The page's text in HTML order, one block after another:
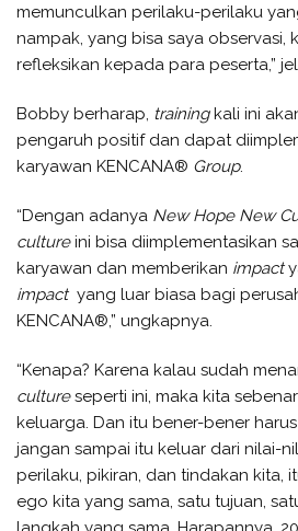
memunculkan perilaku-perilaku
nampak, yang bisa saya observasi,
refleksikan kepada para peserta,”
Bobby berharap, trainingkali ini
pengaruh positif dan dapat
karyawan KENCANA® Group.
“Dengan adanya NewHope NewC
cultureini bisa diimplementasikan
karyawan dan memberikan impact
impactyang luar biasa bagi
KENCANA®,” ungkapnya.
“Kenapa? Karena kalau sudah
cultureseperti ini, maka kita
keluarga. Dan itu bener-bener
jangan sampai itu keluar dari nilai-
perilaku, pikiran, dan tindakan kita,
ego kita yang sama, satu tujuan,